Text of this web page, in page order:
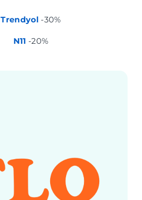
Trendyol -30%
N11 -20%